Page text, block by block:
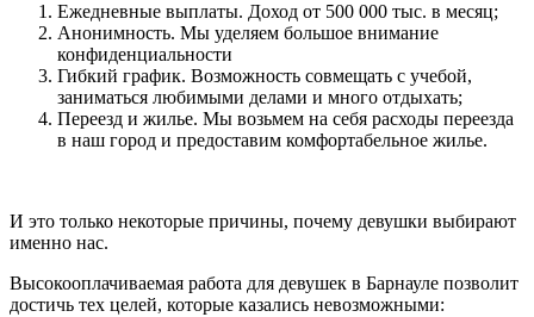
Ежедневные выплаты. Доход от 500 000 тыс. в месяц;
Анонимность. Мы уделяем большое внимание
конфиденциальности
Гибкий график. Возможность совмещать с учебой,
заниматься любимыми делами и много отдыхать;
Переезд и жилье. Мы возьмем на себя расходы переезда
в наш город и предоставим комфортабельное жилье.
И это только некоторые причины, почему девушки выбирают
именно нас.
Высокооплачиваемая работа для девушек в Барнауле позволит
достичь тех целей, которые казались невозможными: